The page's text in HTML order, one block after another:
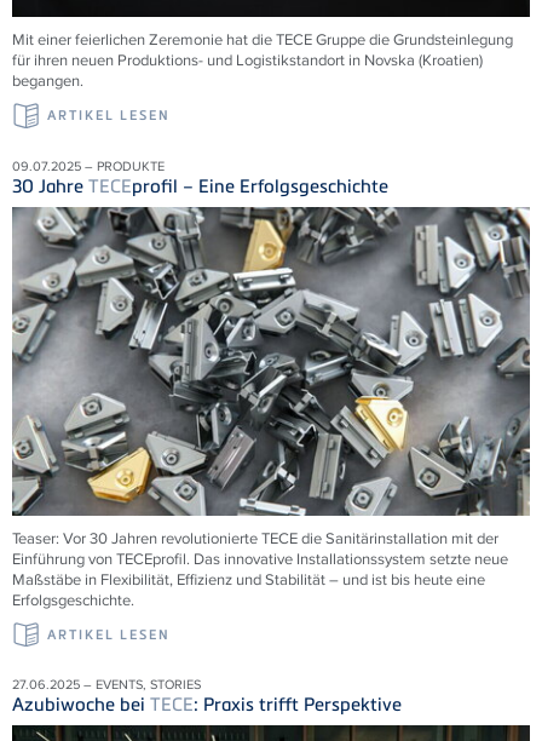
Mit einer feierlichen Zeremonie hat dieTECEGruppe die Grundsteinlegung
für ihren neuen Produktions- und Logistikstandort in Novska (Kroatien)
begangen.
ARTIKEL LESEN
09.07.2025 – PRODUKTE
30 Jahre TECEprofil – Eine Erfolgsgeschichte
Teaser: Vor 30 Jahren revolutionierteTECEdie Sanitärinstallation mit der
Einführung vonTECEprofil. Das innovative Installationssystem setzte neue
Maßstäbe in Flexibilität, Effizienz und Stabilität – und ist bis heute eine
Erfolgsgeschichte.
ARTIKEL LESEN
27.06.2025 – EVENTS, STORIES
Azubiwoche bei TECE: Praxis trifft Perspektive